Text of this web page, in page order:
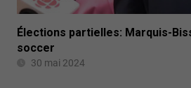
Élections partielles: Marquis-
soccer
30 mai 2024